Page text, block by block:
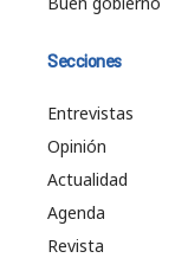
Secciones
Entrevistas
Opinión
Actualidad
Agenda
Revista